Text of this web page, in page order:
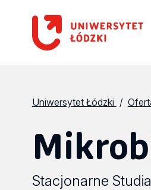
Uniwersytet Łódzki
Stacjonarne